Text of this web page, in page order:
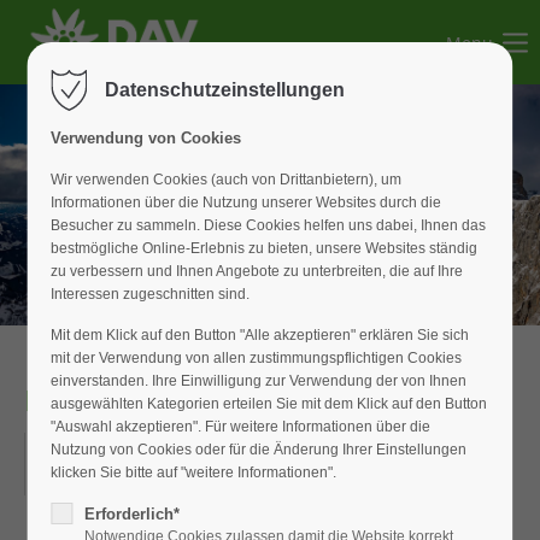
Der Eintrag "offcanvas-col2" existiert leider nicht.
Der Eintrag "offcanvas-col3" existiert leider nicht.
Der Eintrag "offcanvas-col4" existiert leider nicht.
Menu
Himmelfahrtswanderung
29.05.2019
ORT: SCHNAITTACH
Datenschutzeinstellungen
Verwendung von Cookies
Wir verwenden Cookies (auch von Drittanbietern), um
Informationen über die Nutzung unserer Websites durch die
Besucher zu sammeln. Diese Cookies helfen uns dabei, Ihnen das
bestmögliche Online-Erlebnis zu bieten, unsere Websites ständig
zu verbessern und Ihnen Angebote zu unterbreiten, die auf Ihre
Interessen zugeschnitten sind.
Mit dem Klick auf den Button "Alle akzeptieren" erklären Sie sich
mit der Verwendung von allen zustimmungspflichtigen Cookies
einverstanden. Ihre Einwilligung zur Verwendung der von Ihnen
ausgewählten Kategorien erteilen Sie mit dem Klick auf den Button
"Auswahl akzeptieren". Für weitere Informationen über die
Nutzung von Cookies oder für die Änderung Ihrer Einstellungen
klicken Sie bitte auf "weitere Informationen".
Erforderlich*
Notwendige Cookies zulassen damit die Website korrekt